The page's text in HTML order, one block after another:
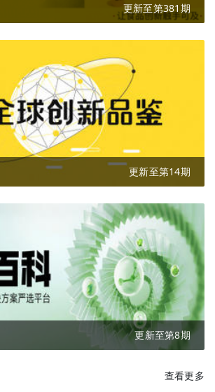
更新至第381期
更新至第14期
更新至第8期
查看更多